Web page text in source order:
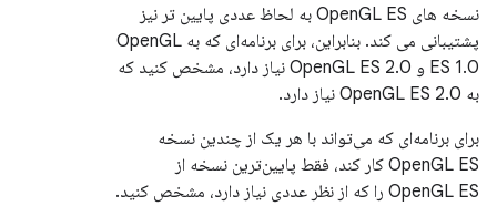
نسخه های OpenGL ES به لحاظ عددی پایین تر نیز
پشتیبانی می کند. بنابراین، برای برنامه‌ای که به OpenGL
ES 1.0 و OpenGL ES 2.0 نیاز دارد، مشخص کنید که
به OpenGL ES 2.0 نیاز دارد.
برای برنامه‌ای که می‌تواند با هر یک از چندین نسخه
OpenGL ES کار کند، فقط پایین‌ترین نسخه از
OpenGL ES را که از نظر عددی نیاز دارد، مشخص کنید.